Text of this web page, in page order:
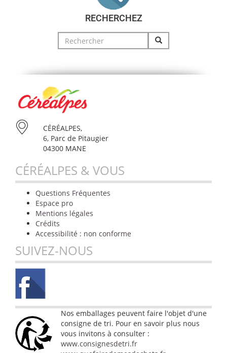
RECHERCHEZ
Search
for:
CÉRÉALPES,
6, Parc de Pitaugier
04300 MANE
CÉRÉALPES & VOUS
Questions Fréquentes
Espace pro
Mentions légales
Crédits
Accessibilité : non conforme
SUIVEZ-NOUS
Nos emballages peuvent faire l'objet d'une
consigne de tri. Pour en savoir plus nous
vous invitons à consulter :
www.consignesdetri.fr